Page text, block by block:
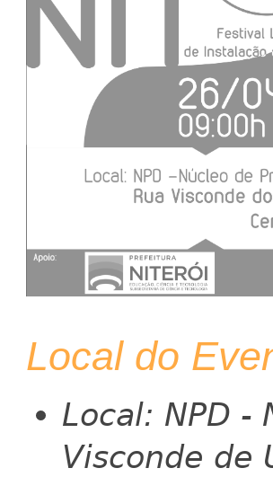
Local do
Local: NPD -
Visconde de